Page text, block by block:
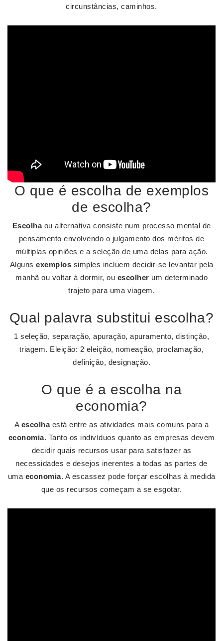
circunstâncias, caminhos.
O que é escolha de exemplos
de escolha?
Escolhaou alternativa consiste num processo mental de
pensamento envolvendo o julgamento dos méritos de
múltiplas opiniões e a seleção de uma delas para ação.
Alguns exemplos simples incluem decidir-se levantar pela
manhã ou voltar à dormir, ou escolher um determinado
trajeto para uma viagem.
Qual palavra substitui escolha?
1 seleção, separação, apuração, apuramento, distinção,
triagem. Eleição: 2 eleição, nomeação, proclamação,
definição, designação.
O que é a escolha na
economia?
A escolhaestá entre as atividades mais comuns para a
economia. Tanto os indivíduos quanto as empresas devem
decidir quais recursos usar para satisfazer as
necessidades e desejos inerentes a todas as partes de
uma economia. A escassez pode forçar escolhas à medida
que os recursos começam a se esgotar.